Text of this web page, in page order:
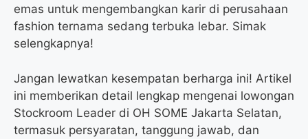
emas untuk mengembangkan karir di perusahaan
fashion ternama sedang terbuka lebar. Simak
selengkapnya!
Jangan lewatkan kesempatan berharga ini! Artikel
ini memberikan detail lengkap mengenai lowongan
Stockroom Leader di OH SOME Jakarta Selatan,
termasuk persyaratan, tanggung jawab, dan